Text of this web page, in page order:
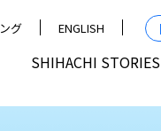
グ ENGLISH
SHIHACHI STORIES